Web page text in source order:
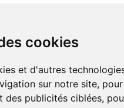
cookies
et d'autres
sur notre site,
des publicités ciblées,